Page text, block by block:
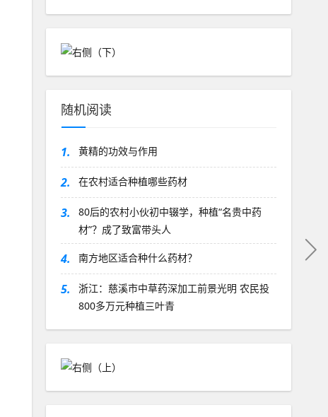
随机阅读
1. 黄精的功效与作用
2. 在农村适合种植哪些药材
3.
80后的农村小伙初中辍学，种植“名贵中药
材”？成了致富带头人
4. 南方地区适合种什么药材？
5.
浙江：慈溪市中草药深加工前景光明 农民投
800多万元种植三叶青